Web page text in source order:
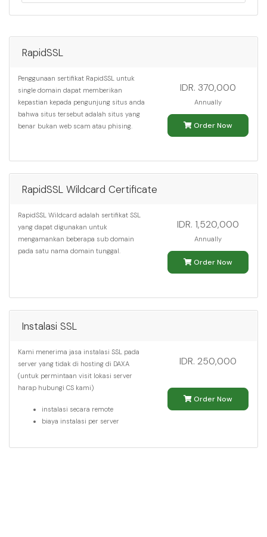
RapidSSL
Penggunaan sertifikat RapidSSL untuk
single domain dapat memberikan
kepastian kepada pengunjung situs anda
bahwa situs tersebut adalah situs yang
benar bukan web scam atau phising.
IDR. 370,000
Annually
Order Now
RapidSSL Wildcard Certificate
RapidSSL Wildcard adalah sertifikat SSL
yang dapat digunakan untuk
mengamankan beberapa sub domain
pada satu nama domain tunggal.
IDR. 1,520,000
Annually
Order Now
Instalasi SSL
Kami menerima jasa instalasi SSL pada
server yang tidak di hosting di DAXA
(untuk permintaan visit lokasi server
harap hubungi CS kami)
instalasi secara remote
biaya instalasi per server
IDR. 250,000
Order Now